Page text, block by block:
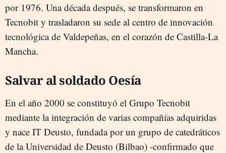
por 1976. Una década después, se transformaron en
Tecnobit y trasladaron su sede al centro de innovación
tecnológica de Valdepeñas, en el corazón de Castilla-La
Mancha.
Salvar al soldado Oesía
En el año 2000 se constituyó el Grupo Tecnobit
mediante la integración de varias compañías adquiridas
y nace IT Deusto, fundada por un grupo de catedráticos
de la Universidad de Deusto (Bilbao) -confirmado que